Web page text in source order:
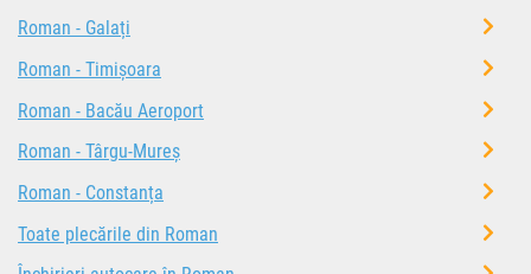
Roman - Galați
Roman - Timișoara
Roman - Bacău Aeroport
Roman - Târgu-Mureș
Roman - Constanța
Toate plecările din Roman